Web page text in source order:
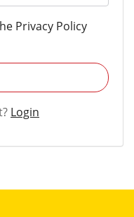
Privacy Policy
Login